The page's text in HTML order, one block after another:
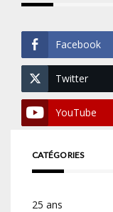
Facebook
Twitter
YouTube
CATÉGORIES
25 ans